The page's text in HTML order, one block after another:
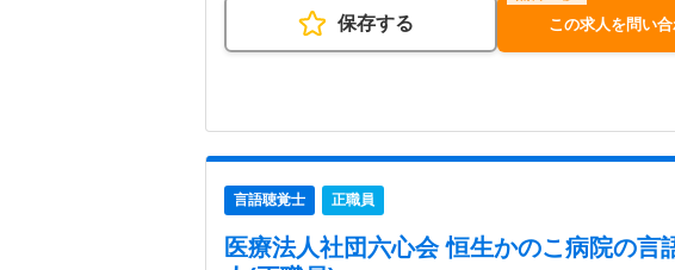
保存する この求人を問い
言語聴覚士 正職員
医療法人社団六心会 恒生かのこ病院の言